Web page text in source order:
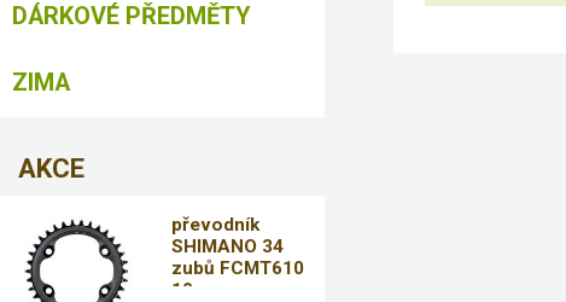
DÁRKOVÉ PŘEDMĚTY
ZIMA
AKCE
převodník
SHIMANO 34
zubů FCMT610
10-